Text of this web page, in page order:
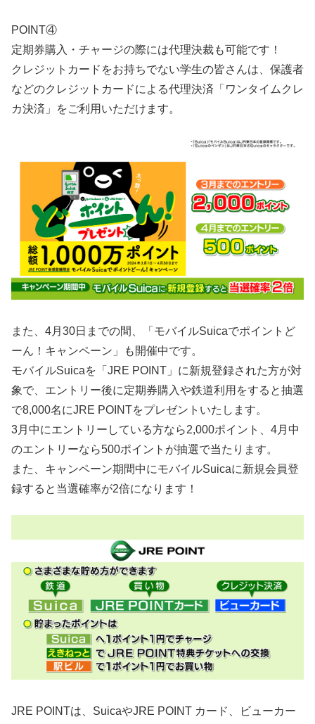
POINT④
定期券購入・チャージの際には代理決裁も可能です！
クレジットカードをお持ちでない学生の皆さんは、保護者
などのクレジットカードによる代理決済「ワンタイムクレ
カ決済」をご利用いただけます。
また、4月30日までの間、「モバイルSuicaでポイントど
ーん！キャンペーン」も開催中です。
モバイルSuicaを「JRE POINT」に新規登録された方が対
象で、エントリー後に定期券購入や鉄道利用をすると抽選
で8,000名にJRE POINTをプレゼントいたします。
3月中にエントリーしている方なら2,000ポイント、4月中
のエントリーなら500ポイントが抽選で当たります。
また、キャンペーン期間中にモバイルSuicaに新規会員登
録すると当選確率が2倍になります！
JRE POINTは、SuicaやJRE POINT カード、ビューカー